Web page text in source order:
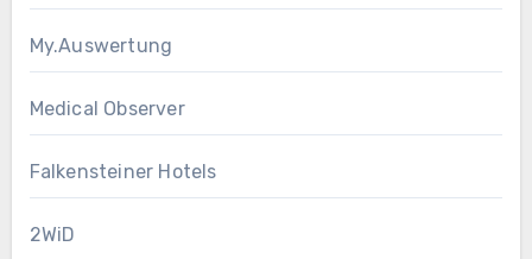
My.Auswertung
Medical Observer
Falkensteiner Hotels
2WiD